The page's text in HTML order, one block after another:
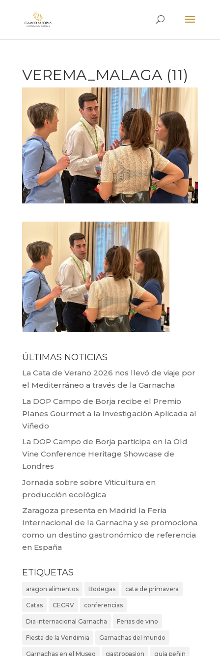
VEREMA_MALAGA (11)
ÚLTIMAS NOTICIAS
La Cata de Verano 2026 nos llevó de viaje por
el Mediterráneo a través de la Garnacha
La DOP Campo de Borja recibe el Premio
Planes Gourmet a la Investigación Aplicada al
Viñedo
La DOP Campo de Borja participa en la Old
Vine Conference Heritage Showcase de
Londres
Jornada sobre sobre Viticultura en
producción ecológica
Zaragoza presenta en Madrid la Feria
Internacional de la Garnacha y se promociona
como un destino gastronómico de referencia
en España
ETIQUETAS
aragon alimentos Bodegas cata de primavera
Catas CECRV conferencias
Dia internacional Garnacha Ferias de vino
Fiesta de la Vendimia Garnachas del mundo
Garnachas en el Museo gastropasion guia peñin